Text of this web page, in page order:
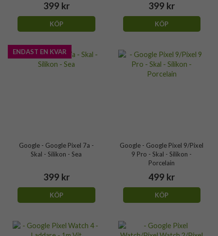
399 kr
KÖP
399 kr
KÖP
ENDAST EN KVAR
Google - Google Pixel 7a -
Skal - Silikon - Sea
399 kr
KÖP
Google - Google Pixel 9/Pixel
9 Pro - Skal - Silikon -
Porcelain
499 kr
KÖP